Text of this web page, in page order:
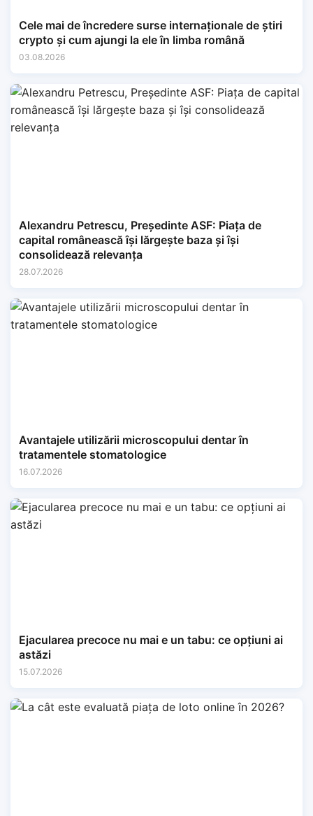
Cele mai de încredere surse internaționale de știri
crypto și cum ajungi la ele în limba română
03.08.2026
Alexandru Petrescu, Președinte ASF: Piața de
capital românească își lărgește baza și își
consolidează relevanța
28.07.2026
Avantajele utilizării microscopului dentar în
tratamentele stomatologice
16.07.2026
Ejacularea precoce nu mai e un tabu: ce opțiuni ai
astăzi
15.07.2026